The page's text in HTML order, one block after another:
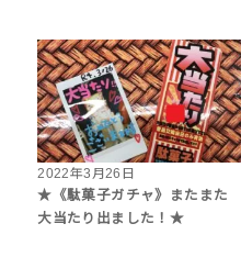
2022年3月26日
★《駄菓子ガチャ》またまた
大当たり出ました！★